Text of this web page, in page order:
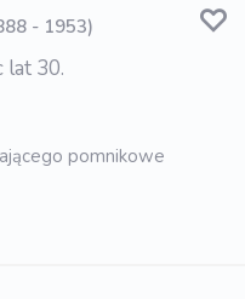
- 1953)
lat 30.
pomnikowe